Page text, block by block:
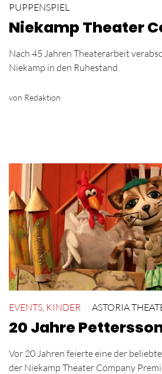
PUPPENSPIEL
Niekamp Theater
Nach 45 Jahren Theaterarbeit
Niekamp in den Ruhestand.
von Redaktion
EVENTS KINDER ASTORIA
20 Jahre
Vor 20 Jahren feierte eine der
der Niekamp Theater Company